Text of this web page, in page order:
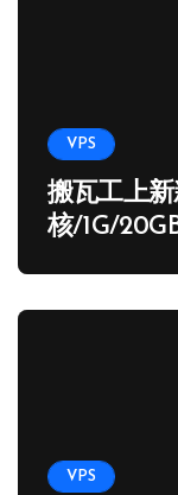
VPS
搬瓦工上
核/1G/
VPS